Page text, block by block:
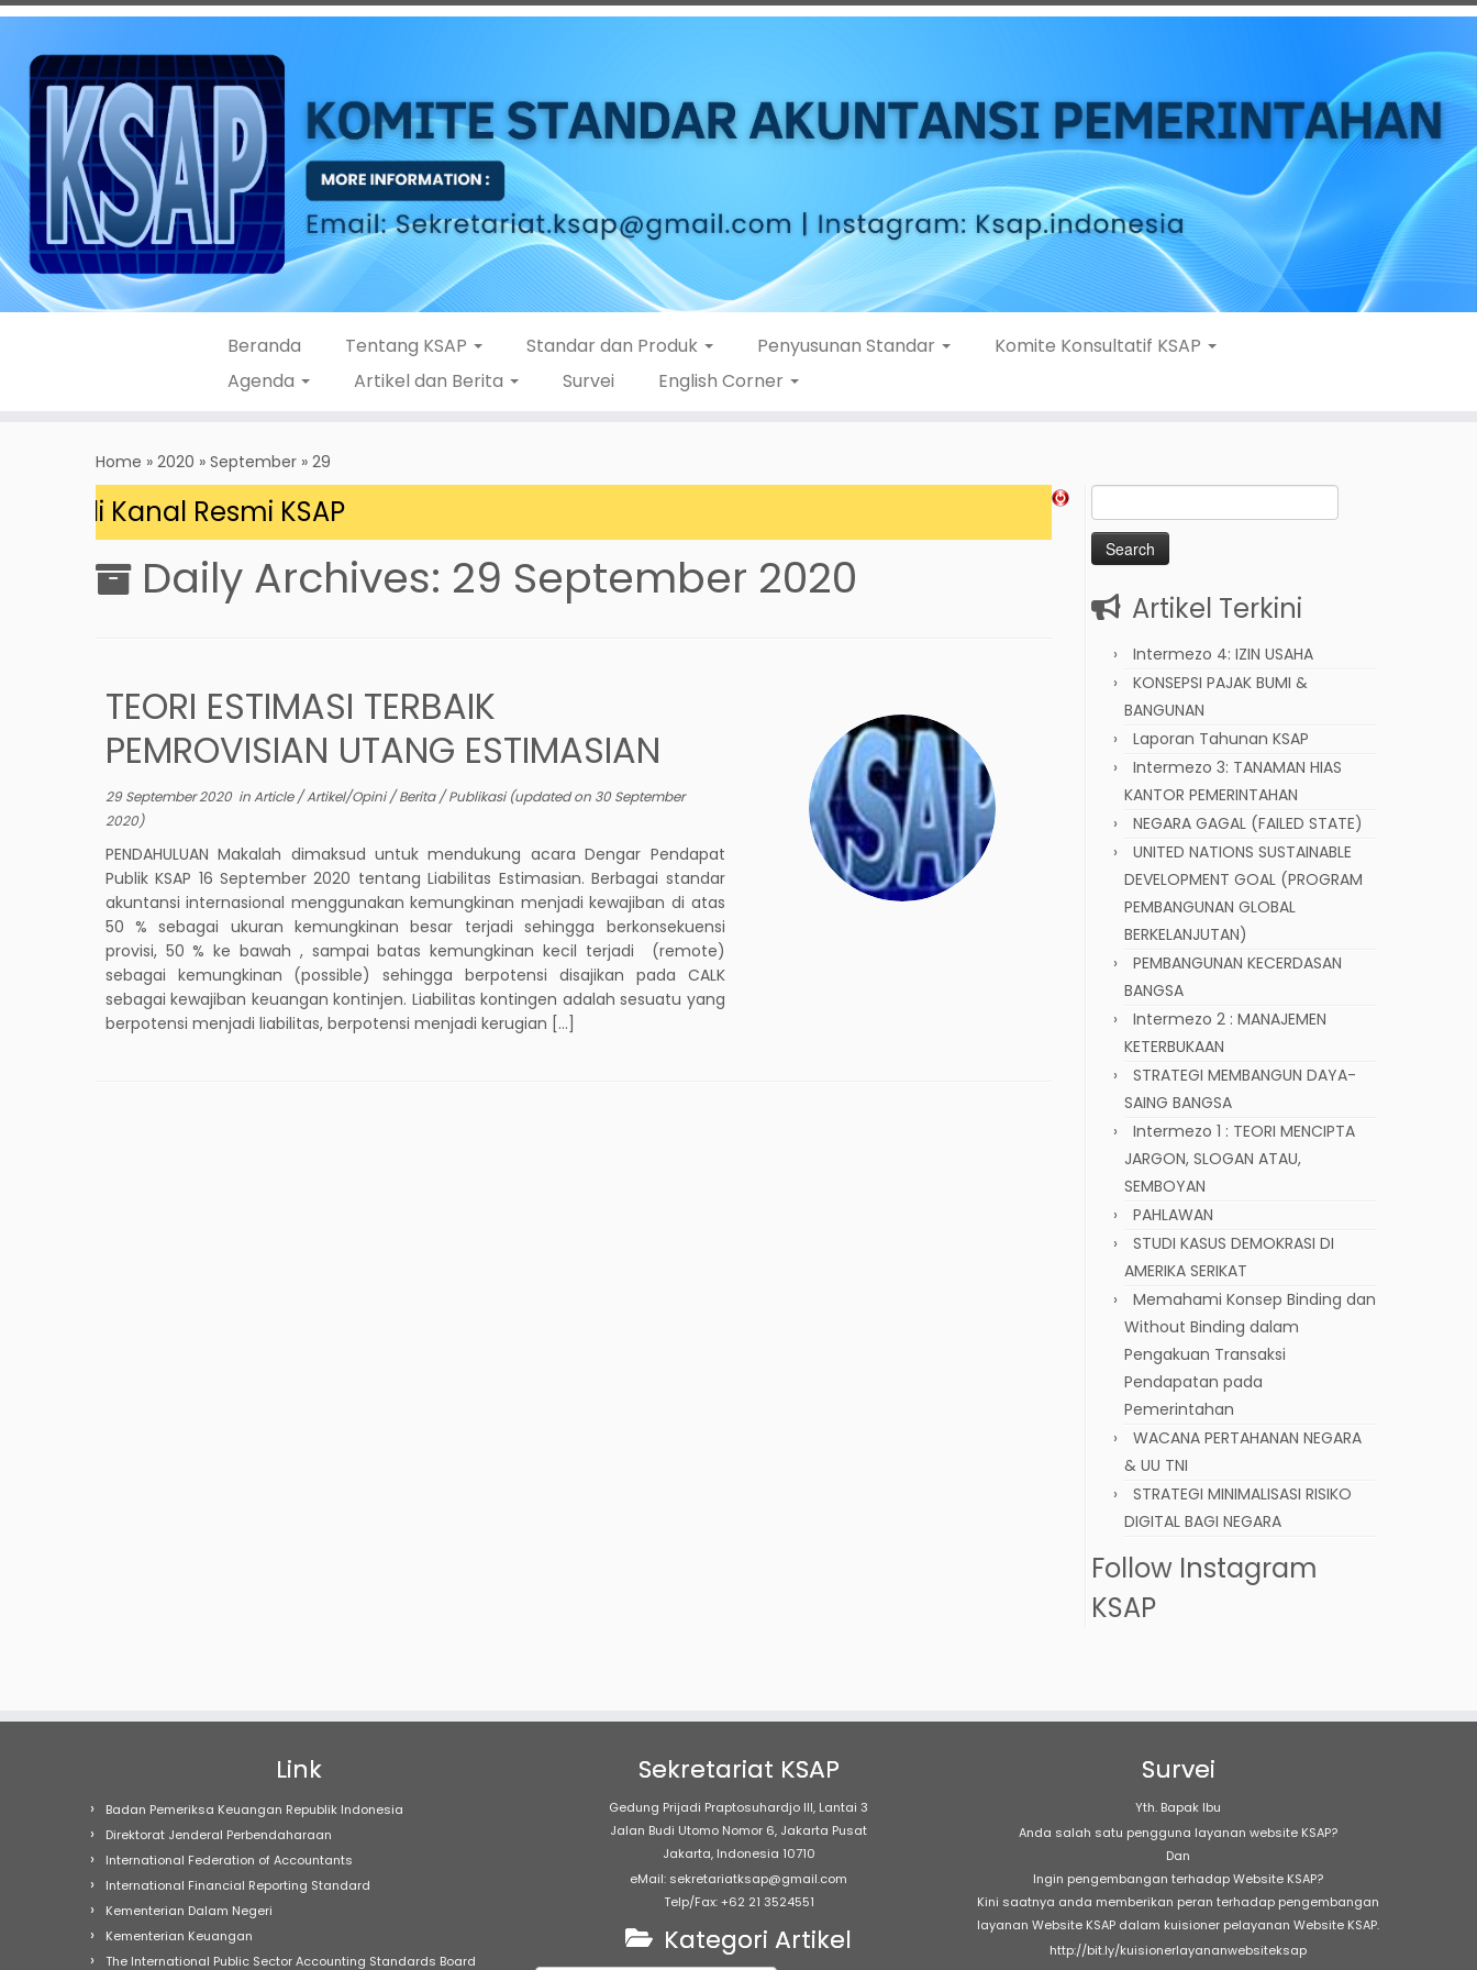
Beranda Tentang KSAP Standar dan Produk Penyusunan Standar
Komite Konsultatif KSAP
Agenda
Artikel dan Berita Survei English Corner
Home » 2020 » September » 29
di Kanal Resmi KSAP
Daily Archives: 29 September 2020
TEORI ESTIMASI TERBAIK
PEMROVISIAN UTANG ESTIMASIAN
29 September 2020inArticle/Artikel/Opini/Berita/Publikasi(updated on 30 September
2020)
PENDAHULUAN Makalah dimaksud untuk mendukung acara Dengar Pendapat
Publik KSAP 16 September 2020 tentang Liabilitas Estimasian. Berbagai standar
akuntansi internasional menggunakan kemungkinan menjadi kewajiban di atas
50 % sebagai ukuran kemungkinan besar terjadi sehingga berkonsekuensi
provisi, 50 % ke bawah , sampai batas kemungkinan kecil terjadi (remote)
sebagai kemungkinan (possible) sehingga berpotensi disajikan pada CALK
sebagai kewajiban keuangan kontinjen. Liabilitas kontingen adalah sesuatu yang
berpotensi menjadi liabilitas, berpotensi menjadi kerugian […]
Search
for:
Artikel Terkini
Intermezo 4: IZIN USAHA
KONSEPSI PAJAK BUMI &
BANGUNAN
Laporan Tahunan KSAP
Intermezo 3: TANAMAN HIAS
KANTOR PEMERINTAHAN
NEGARA GAGAL (FAILED STATE)
UNITED NATIONS SUSTAINABLE
DEVELOPMENT GOAL (PROGRAM
PEMBANGUNAN GLOBAL
BERKELANJUTAN)
PEMBANGUNAN KECERDASAN
BANGSA
Intermezo 2 : MANAJEMEN
KETERBUKAAN
STRATEGI MEMBANGUN DAYA-
SAING BANGSA
Intermezo 1 : TEORI MENCIPTA
JARGON, SLOGAN ATAU,
SEMBOYAN
PAHLAWAN
STUDI KASUS DEMOKRASI DI
AMERIKA SERIKAT
Memahami Konsep Binding dan
Without Binding dalam
Pengakuan Transaksi
Pendapatan pada
Pemerintahan
WACANA PERTAHANAN NEGARA
& UU TNI
STRATEGI MINIMALISASI RISIKO
DIGITAL BAGI NEGARA
Follow Instagram
KSAP
Link
Badan Pemeriksa Keuangan Republik Indonesia
Direktorat Jenderal Perbendaharaan
International Federation of Accountants
International Financial Reporting Standard
Kementerian Dalam Negeri
Kementerian Keuangan
The International Public Sector Accounting Standards Board
Sekretariat KSAP
Gedung Prijadi Praptosuhardjo III, Lantai 3
Jalan Budi Utomo Nomor 6, Jakarta Pusat
Jakarta, Indonesia 10710
eMail: sekretariatksap@gmail.com
Telp/Fax: +62 21 3524551
Kategori Artikel
Survei
Yth. Bapak Ibu
Anda salah satu pengguna layanan website KSAP?
Dan
Ingin pengembangan terhadap Website KSAP?
Kini saatnya anda memberikan peran terhadap pengembangan
layanan Website KSAP dalam kuisioner pelayanan Website KSAP.
http://bit.ly/kuisionerlayananwebsiteksap